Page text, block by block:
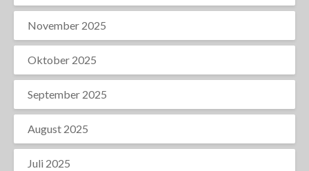
November 2025
Oktober 2025
September 2025
August 2025
Juli 2025